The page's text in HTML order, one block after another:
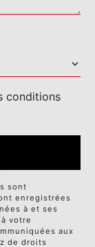
le
conditions
sont
enregistrées
à et ses
votre
aux
de droits